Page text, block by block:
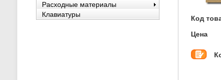
Расходные материалы
Клавиатуры
Код
Цена